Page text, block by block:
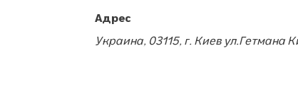
Адрес
Украина, 03115, г. Киев ул.Гетмана